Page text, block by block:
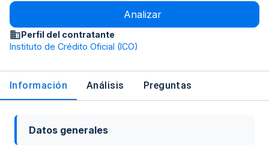
Analizar
Perfil del contratante
Instituto de Crédito Oficial (ICO)
Información Análisis Preguntas
Datos generales